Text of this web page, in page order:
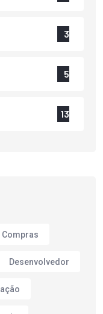
3
5
13
Compras
Desenvolvedor